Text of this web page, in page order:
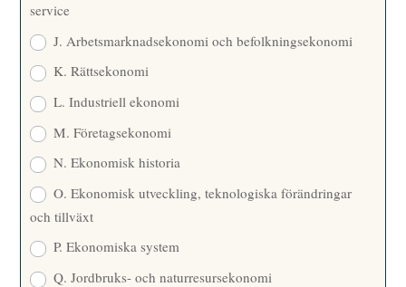
service
J. Arbetsmarknadsekonomi och befolkningsekonomi
K. Rättsekonomi
L. Industriell ekonomi
M. Företagsekonomi
N. Ekonomisk historia
O. Ekonomisk utveckling, teknologiska förändringar
och tillväxt
P. Ekonomiska system
Q. Jordbruks- och naturresursekonomi